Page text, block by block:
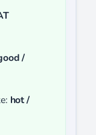
/
hot /